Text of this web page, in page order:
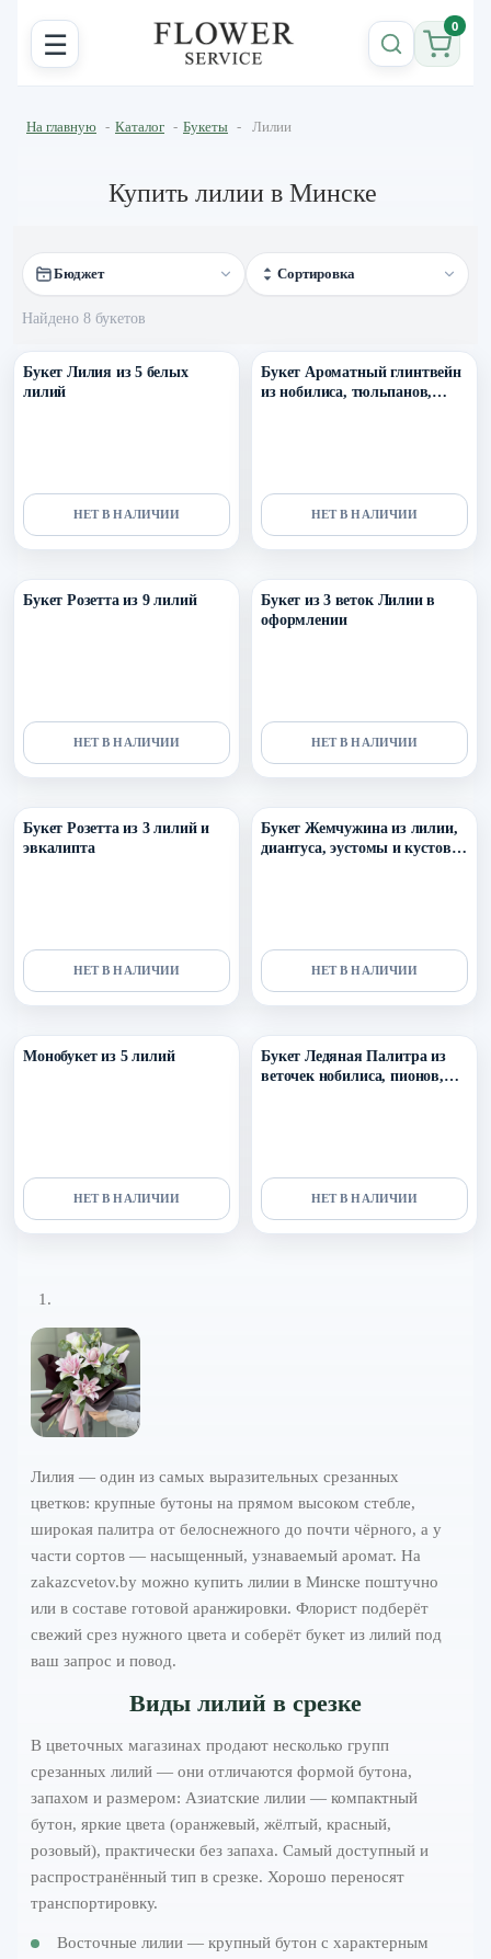
☰ 0
На главную - Каталог - Букеты - Лилии
Купить лилии в Минске
Бюджет Сортировка
Найдено 8 букетов
Уточнить поступление в ТГ
Букет Лилия из 5 белых
лилий
НЕТ В НАЛИЧИИ
Букет Ароматный глинтвейн
из нобилиса, тюльпанов,
НЕТ В НАЛИЧИИ
Букет Розетта из 9 лилий
НЕТ В НАЛИЧИИ
Букет из 3 веток Лилии в
оформлении
НЕТ В НАЛИЧИИ
Букет Розетта из 3 лилий и
эвкалипта
НЕТ В НАЛИЧИИ
Букет Жемчужина из лилии,
диантуса, эустомы и кустовой
НЕТ В НАЛИЧИИ
Монобукет из 5 лилий
НЕТ В НАЛИЧИИ
Букет Ледяная Палитра из
веточек нобилиса, пионов,
НЕТ В НАЛИЧИИ
Лилия — один из самых выразительных срезанных
цветков: крупные бутоны на прямом высоком стебле,
широкая палитра от белоснежного до почти чёрного, а у
части сортов — насыщенный, узнаваемый аромат. На
zakazcvetov.by можно купить лилии в Минске поштучно
или в составе готовой аранжировки. Флорист подберёт
свежий срез нужного цвета и соберёт букет из лилий под
ваш запрос и повод.
Виды лилий в срезке
В цветочных магазинах продают несколько групп
срезанных лилий — они отличаются формой бутона,
запахом и размером: Азиатские лилии — компактный
бутон, яркие цвета (оранжевый, жёлтый, красный,
розовый), практически без запаха. Самый доступный и
распространённый тип в срезке. Хорошо переносят
транспортировку.
Восточные лилии — крупный бутон с характерным